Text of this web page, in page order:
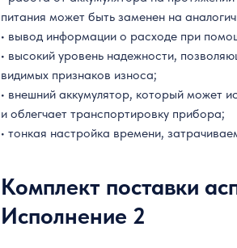
питания может быть заменен на
• вывод информации о расходе при
• высокий уровень надежности,
видимых признаков износа;
• внешний аккумулятор, который может
и облегчает транспортировку прибора;
• тонкая настройка времени,
Комплект поставки
Исполнение 2